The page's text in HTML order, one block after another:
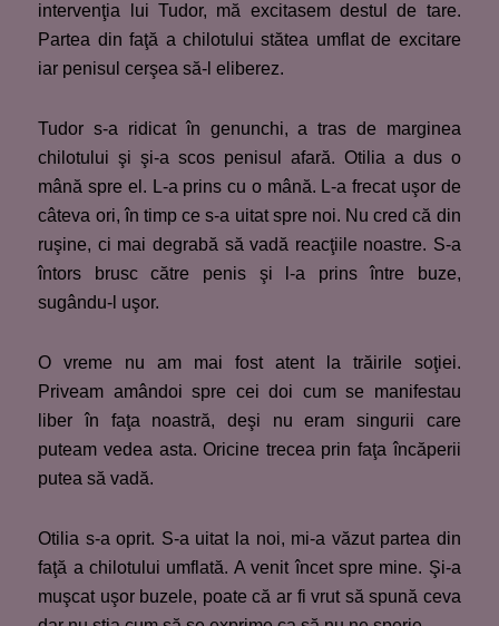
intervenţia lui Tudor, mă excitasem destul de tare.
Partea din faţă a chilotului stătea umflat de excitare
iar penisul cerşea să-l eliberez.
Tudor s-a ridicat în genunchi, a tras de marginea
chilotului şi şi-a scos penisul afară. Otilia a dus o
mână spre el. L-a prins cu o mână. L-a frecat uşor de
câteva ori, în timp ce s-a uitat spre noi. Nu cred că din
ruşine, ci mai degrabă să vadă reacţiile noastre. S-a
întors brusc către penis şi l-a prins între buze,
sugându-l uşor.
O vreme nu am mai fost atent la trăirile soţiei.
Priveam amândoi spre cei doi cum se manifestau
liber în faţa noastră, deşi nu eram singurii care
puteam vedea asta. Oricine trecea prin faţa încăperii
putea să vadă.
Otilia s-a oprit. S-a uitat la noi, mi-a văzut partea din
faţă a chilotului umflată. A venit încet spre mine. Şi-a
muşcat uşor buzele, poate că ar fi vrut să spună ceva